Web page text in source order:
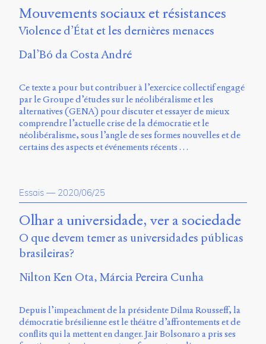
Mouvements sociaux et résistances
Violence d’État et les dernières menaces
Dal’Bó da Costa André
Ce texte a pour but contribuer à l’exercice collectif engagé
par le Groupe d’études sur le néolibéralisme et les
alternatives (GENA) pour discuter et essayer de mieux
comprendre l’actuelle crise de la démocratie et le
néolibéralisme, sous l’angle de ses formes nouvelles et de
certains des aspects et événements récents …
Essais — 2020/06/25
Olhar a universidade, ver a sociedade
O que devem temer as universidades públicas
brasileiras?
Nilton Ken Ota Márcia Pereira Cunha
Depuis l’impeachment de la présidente Dilma Rousseff, la
démocratie brésilienne est le théâtre d’affrontements et de
conflits qui la mettent en danger. Jair Bolsonaro a pris ses